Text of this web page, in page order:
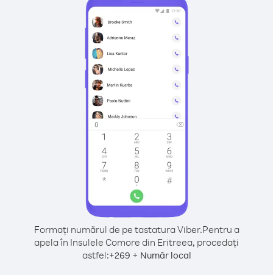
Formați numărul de pe tastatura Viber.Pentru a
apela în Insulele Comore din Eritreea, procedați
astfel:+269 + Număr local